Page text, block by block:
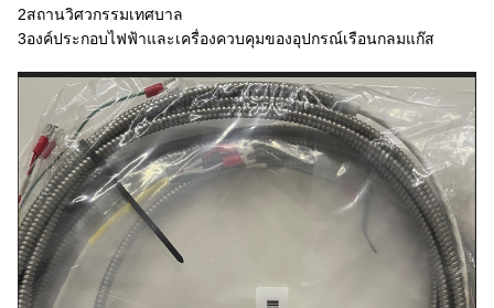
2สถานวิศวกรรมเทศบาล
3องค์ประกอบไฟฟ้าและเครื่องควบคุมของอุปกรณ์เรือนกลมแก๊ส